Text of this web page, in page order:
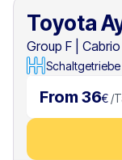
Toyota
Group F
Cabrio
Schaltgetriebe
From 36€ /